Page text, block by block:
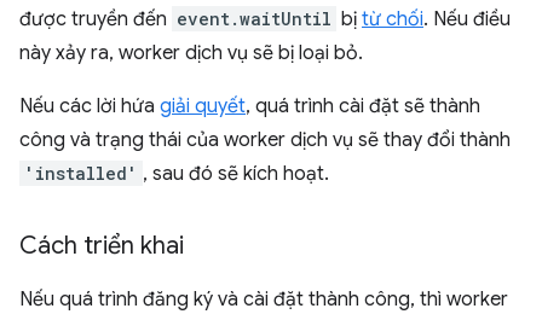
được truyền đến event.waitUntil bị từ chối. Nếu điều
này xảy ra, worker dịch vụ sẽ bị loại bỏ.
Nếu các lời hứa giải quyết, quá trình cài đặt sẽ thành
công và trạng thái của worker dịch vụ sẽ thay đổi thành
'installed' , sau đó sẽ kích hoạt.
Cách triển khai
Nếu quá trình đăng ký và cài đặt thành công, thì worker